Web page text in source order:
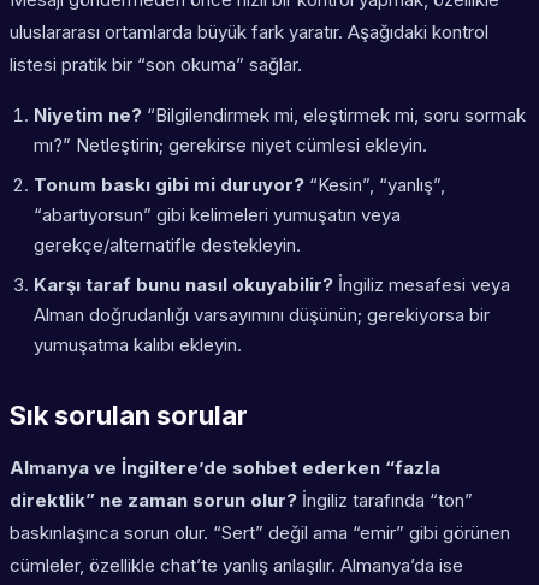
uluslararası ortamlarda büyük fark yaratır. Aşağıdaki kontrol
listesi pratik bir “son okuma” sağlar.
Niyetim ne? “Bilgilendirmek mi, eleştirmek mi, soru sormak
mı?” Netleştirin; gerekirse niyet cümlesi ekleyin.
Tonum baskı gibi mi duruyor? “Kesin”, “yanlış”,
“abartıyorsun” gibi kelimeleri yumuşatın veya
gerekçe/alternatifle destekleyin.
Karşı taraf bunu nasıl okuyabilir? İngiliz mesafesi veya
Alman doğrudanlığı varsayımını düşünün; gerekiyorsa bir
yumuşatma kalıbı ekleyin.
Sık sorulan sorular
Almanya ve İngiltere’de sohbet ederken “fazla
direktlik” ne zaman sorun olur? İngiliz tarafında “ton”
baskınlaşınca sorun olur. “Sert” değil ama “emir” gibi görünen
cümleler, özellikle chat’te yanlış anlaşılır. Almanya’da ise